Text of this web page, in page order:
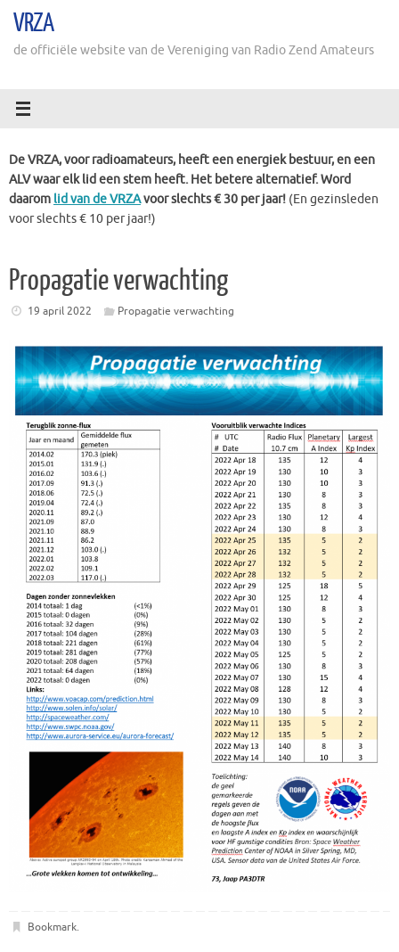
naarVRZA
de officiële website van de Vereniging van Radio Zend Amateurs
De VRZA, voor radioamateurs, heeft een energiek bestuur, en een
ALV waar elk lid een stem heeft. Het betere alternatief. Word
daarom lid van de VRZAvoor slechts € 30 per jaar! (En gezinsleden
voor slechts € 10 per jaar!)
Propagatie verwachting
19 april 2022 Propagatie verwachting
Bookmark.